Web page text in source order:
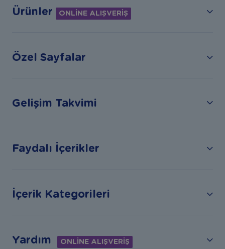
Ürünler ONLİNE ALIŞVERİŞ
Özel Sayfalar
Gelişim Takvimi
Faydalı İçerikler
İçerik Kategorileri
Yardım ONLİNE ALIŞVERİŞ